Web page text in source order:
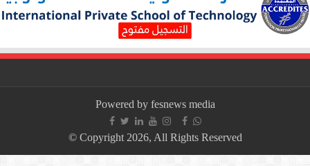
Powered by fesnews media
© Copyright 2026, All Rights Reserved